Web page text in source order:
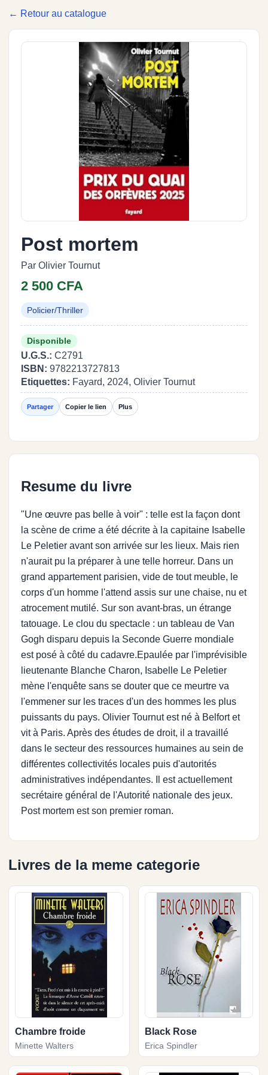
← Retour au catalogue
Post mortem
Par Olivier Tournut
2 500 CFA
Policier/Thriller
Disponible
U.G.S.: C2791
ISBN: 9782213727813
Etiquettes: Fayard, 2024, Olivier Tournut
Partager Copier le lien Plus
Resume du livre
"Une œuvre pas belle à voir" : telle est la façon dont
la scène de crime a été décrite à la capitaine Isabelle
Le Peletier avant son arrivée sur les lieux. Mais rien
n'aurait pu la préparer à une telle horreur. Dans un
grand appartement parisien, vide de tout meuble, le
corps d'un homme l'attend assis sur une chaise, nu et
atrocement mutilé. Sur son avant-bras, un étrange
tatouage. Le clou du spectacle : un tableau de Van
Gogh disparu depuis la Seconde Guerre mondiale
est posé à côté du cadavre.Epaulée par l'imprévisible
lieutenante Blanche Charon, Isabelle Le Peletier
mène l'enquête sans se douter que ce meurtre va
l'emmener sur les traces d'un des hommes les plus
puissants du pays. Olivier Tournut est né à Belfort et
vit à Paris. Après des études de droit, il a travaillé
dans le secteur des ressources humaines au sein de
différentes collectivités locales puis d'autorités
administratives indépendantes. Il est actuellement
secrétaire général de l'Autorité nationale des jeux.
Post mortem est son premier roman.
Livres de la meme categorie
Chambre froide
Minette Walters
Black Rose
Erica Spindler